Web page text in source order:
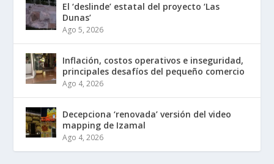
El ‘deslinde’ estatal del proyecto ‘Las
Dunas’
Ago 5, 2026
Inflación, costos operativos e inseguridad,
principales desafíos del pequeño comercio
Ago 4, 2026
Decepciona ‘renovada’ versión del video
mapping de Izamal
Ago 4, 2026